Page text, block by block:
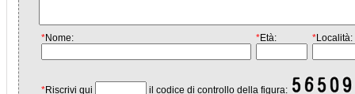
*Nome: *Età: *Località:
*Riscrivi qui il codice di controllo della figura: